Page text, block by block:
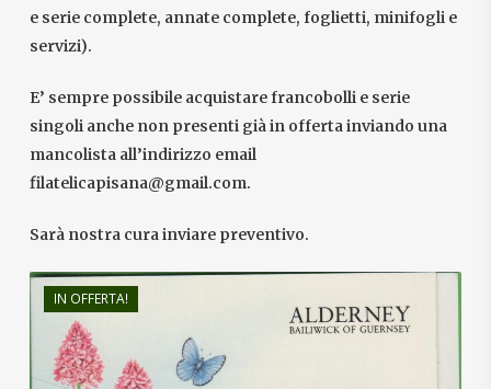
e serie complete, annate complete, foglietti, minifogli e
servizi).
E’ sempre possibile acquistare francobolli e serie
singoli anche non presenti già in offerta inviando una
mancolista all’indirizzo email
filatelicapisana@gmail.com.
Sarà nostra cura inviare preventivo.
IN OFFERTA!
€